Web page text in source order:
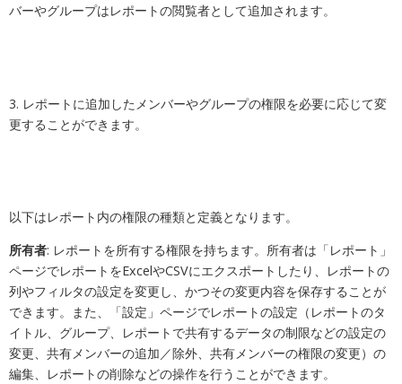
バーやグループはレポートの閲覧者として追加されます。
3. レポートに追加したメンバーやグループの権限を必要に応じて変
更することができます。
以下はレポート内の権限の種類と定義となります。
所有者: レポートを所有する権限を持ちます。所有者は「レポート」
ページでレポートをExcelやCSVにエクスポートしたり、レポートの
列やフィルタの設定を変更し、かつその変更内容を保存することが
できます。また、「設定」ページでレポートの設定（レポートのタ
イトル、グループ、
レポートで共有するデータの制限などの設定の
変更、 共有メンバーの追加／除外、共有メンバーの権限の変更）の
編集、レポートの削除などの操作を行うことができます。